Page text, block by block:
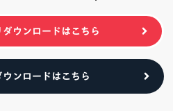
ウンロードはこちら
ンロードはこちら